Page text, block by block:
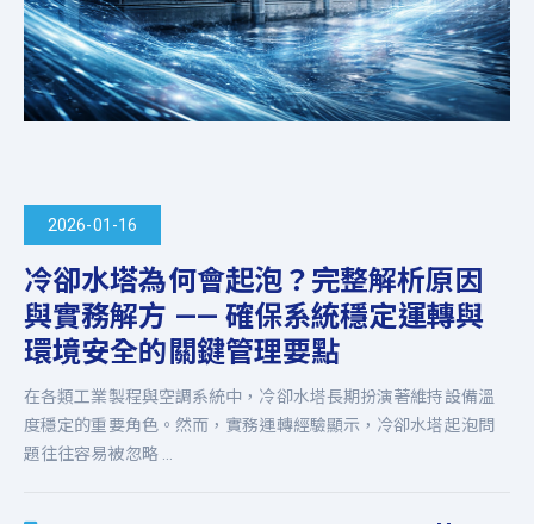
2026-01-16
冷卻水塔為何會起泡？完整解析原因
與實務解方 —— 確保系統穩定運轉與
環境安全的關鍵管理要點
在各類工業製程與空調系統中，冷卻水塔長期扮演著維持設備溫
度穩定的重要角色。然而，實務運轉經驗顯示，冷卻水塔起泡問
題往往容易被忽略 ...